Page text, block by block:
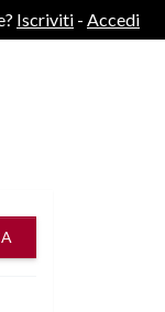
Iscriviti - Accedi